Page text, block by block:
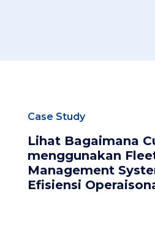
Case Study
Lihat Bagaimana
menggunakan
Management
Efisiensi